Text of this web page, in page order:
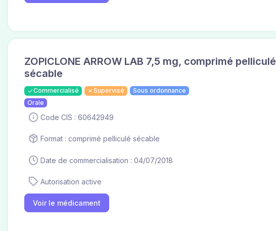
ZOPICLONE ARROW LAB 7,5 mg, comprimé pelliculé
sécable
Commercialisé Supervisé
Sous ordonnance
Orale
Code CIS : 60642949
Format : comprimé pelliculé sécable
Date de commercialisation : 04/07/2018
Autorisation active
Voir le médicament